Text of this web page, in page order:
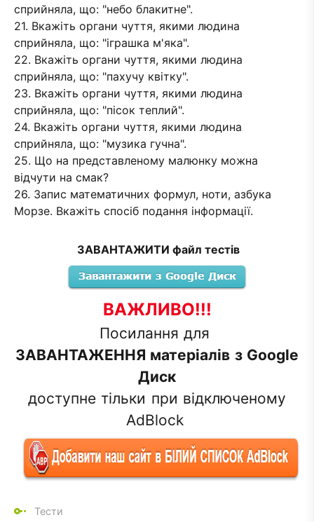
сприйняла, що: "небо блакитне".
21. Вкажіть органи чуття, якими людина
сприйняла, що: "іграшка м'яка".
22. Вкажіть органи чуття, якими людина
сприйняла, що: "пахучу квітку".
23. Вкажіть органи чуття, якими людина
сприйняла, що: "пісок теплий".
24. Вкажіть органи чуття, якими людина
сприйняла, що: "музика гучна".
25. Що на представленому малюнку можна
відчути на смак?
26. Запис математичних формул, ноти, азбука
Морзе. Вкажіть спосіб подання інформації.
ЗАВАНТАЖИТИ файл тестів
ВАЖЛИВО!!!
Посилання для
ЗАВАНТАЖЕННЯ матеріалів з Google
Диск
доступне тільки при відключеному
AdBlock
Тести